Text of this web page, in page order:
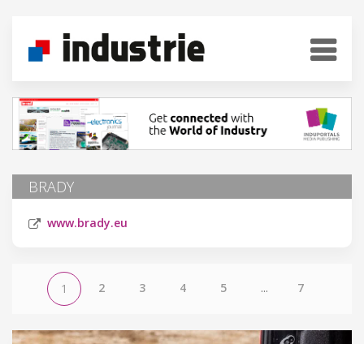
BRADY
www.brady.eu
1 2 3 4 5 ... 7